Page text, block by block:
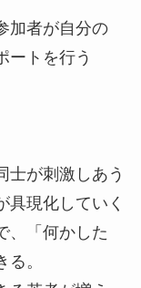
加者が自分の
ートを行う
士が刺激しあう
具現化していく
、「何かした
。